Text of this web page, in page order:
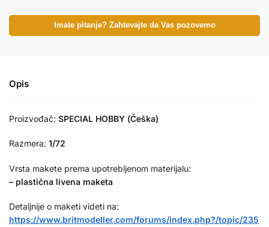
Imate pitanje? Zahtevajte da Vas pozovemo
Opis
Proizvođač: SPECIAL HOBBY (Češka)
Razmera: 1/72
Vrsta makete prema upotrebljenom materijalu:
– plastična livena maketa
Detaljnije o maketi videti na:
https://www.britmodeller.com/forums/index.php?/topic/235